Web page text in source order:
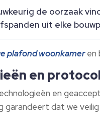
de oorzaak
uit elke
plafond woonkameren
en
en
dat we